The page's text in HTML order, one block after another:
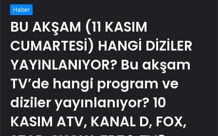
Haber
BU AKŞAM (11 KASIM
CUMARTESİ) HANGİ DİZİLER
YAYINLANIYOR? Bu akşam
TV’de hangi program ve
diziler yayınlanıyor? 10
KASIM ATV, KANAL D, FOX,